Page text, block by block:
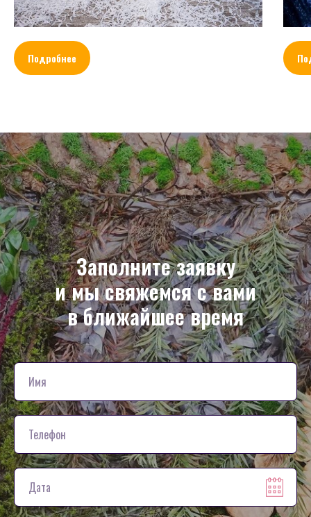
Подробнее
Заполните заявку
и мы свяжемся с вами
в ближайшее время